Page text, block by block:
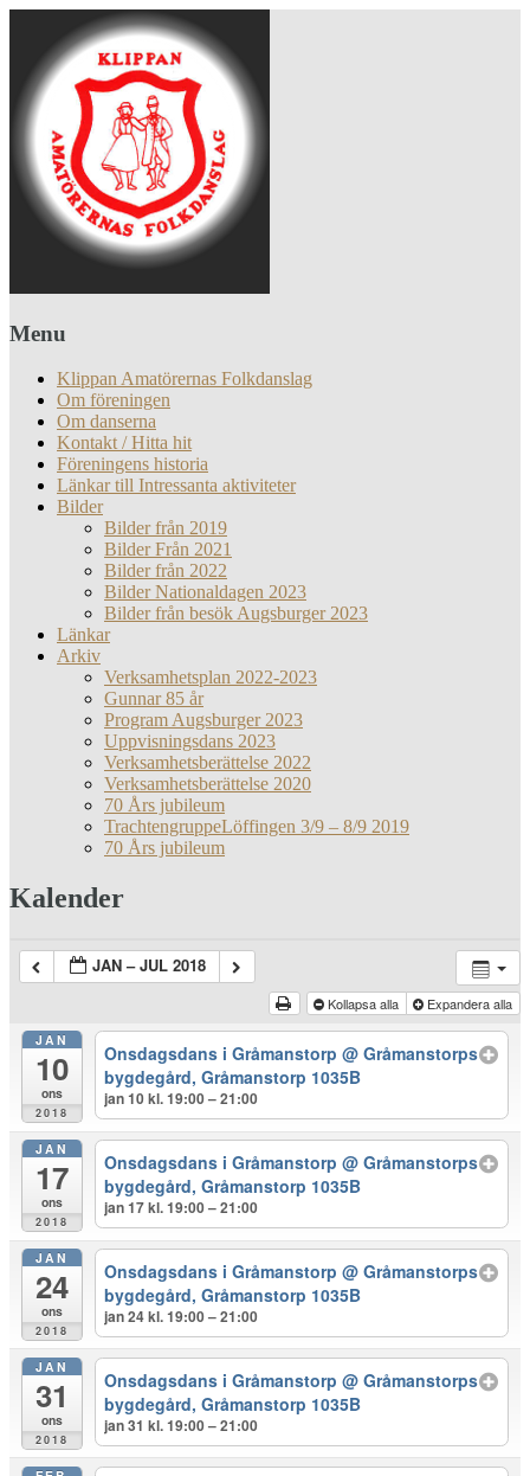
Menu
Klippan Amatörernas Folkdanslag
Om föreningen
Om danserna
Kontakt / Hitta hit
Föreningens historia
Länkar till Intressanta aktiviteter
Bilder
Bilder från 2019
Bilder Från 2021
Bilder från 2022
Bilder Nationaldagen 2023
Bilder från besök Augsburger 2023
Länkar
Arkiv
Verksamhetsplan 2022-2023
Gunnar 85 år
Program Augsburger 2023
Uppvisningsdans 2023
Verksamhetsberättelse 2022
Verksamhetsberättelse 2020
70 Års jubileum
TrachtengruppeLöffingen 3/9 – 8/9 2019
70 Års jubileum
Kalender
JAN – JUL 2018
Kollapsa alla Expandera alla
JAN
10
ons
2018
Onsdagsdans i Gråmanstorp@ Gråmanstorps
bygdegård, Gråmanstorp 1035B
jan 10 kl. 19:00 – 21:00
JAN
17
ons
2018
Onsdagsdans i Gråmanstorp@ Gråmanstorps
bygdegård, Gråmanstorp 1035B
jan 17 kl. 19:00 – 21:00
JAN
24
ons
2018
Onsdagsdans i Gråmanstorp@ Gråmanstorps
bygdegård, Gråmanstorp 1035B
jan 24 kl. 19:00 – 21:00
JAN
31
ons
2018
Onsdagsdans i Gråmanstorp@ Gråmanstorps
bygdegård, Gråmanstorp 1035B
jan 31 kl. 19:00 – 21:00